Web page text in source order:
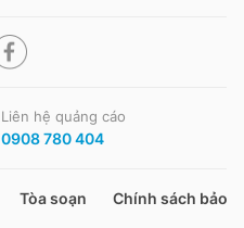
Liên hệ quảng cáo
0908 780 404
Tòa soạn Chính sách bảo